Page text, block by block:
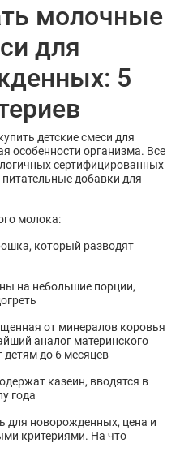
молочные
для
5
детские смеси для
особенности организма. Все
сертифицированных
добавки для
молока:
который разводят
на небольшие порции,
от минералов коровья
аналог материнского
до 6 месяцев
казеин, вводятся в
года
для новорожденных, цена и
критериями. На что